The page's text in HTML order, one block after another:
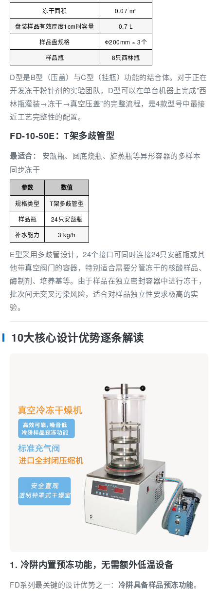
冻干面积
0.07 m²
盘装样品有效厚度1cm时容量
0.7 L
样品盘规格
Φ200mm × 3个
样品瓶
8只西林瓶
D型是B型（压盖）与C型（挂瓶）功能的结合体。对于正在
开发冻干粉针剂的实验团队，D型可以在单台机器上完成"西
林瓶灌装→冻干→真空压盖"的完整流程，是4款型号中最接
近工艺完整性的配置。
FD-10-50E：T架多歧管型
最适合：
安瓿瓶、圆底烧瓶、旋蒸瓶等异形容器的多样本
同步冻干
参数 数值
规格类型
T架多歧管型
样品瓶
24只安瓿瓶
补水能力
3 kg/h
E型采用多歧管设计，24个接口可同时连接24只安瓿瓶或其
他带真空阀门的容器，特别适合需要分管冻干的核酸样品、
酶制剂、培养基等。由于样品在独立密封容器中进行冻干，
批次间无交叉污染风险，适合对样品独立性要求极高的实
验。
10大核心设计优势逐条解读
1. 冷阱内置预冻功能，无需额外低温设备
FD系列最关键的设计优势之一： 冷阱具备样品预冻功能。